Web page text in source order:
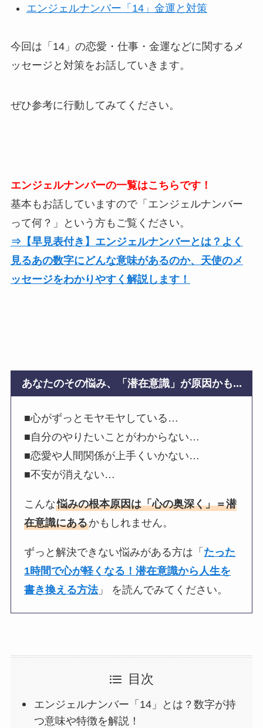
エンジェルナンバー「14」金運と対策
今回は「14」の恋愛・仕事・金運などに関するメ
ッセージと対策をお話していきます。
ぜひ参考に行動してみてください。
エンジェルナンバーの一覧はこちらです！
基本もお話していますので「エンジェルナンバー
って何？」という方もご覧ください。
⇒【早見表付き】エンジェルナンバーとは？よく
見るあの数字にどんな意味があるのか、天使のメ
ッセージをわかりやすく解説します！
あなたのその悩み、「潜在意識」が原因かも...
■心がずっとモヤモヤしている…
■自分のやりたいことがわからない…
■恋愛や人間関係が上手くいかない…
■不安が消えない…
こんな悩みの根本原因は「心の奥深く」＝潜
在意識にあるかもしれません。
ずっと解決できない悩みがある方は「 たった
1時間で心が軽くなる！潜在意識から人生を
書き換える方法」 を読んでみてください。
目次
エンジェルナンバー「14」とは？数字が持
つ意味や特徴を解説！